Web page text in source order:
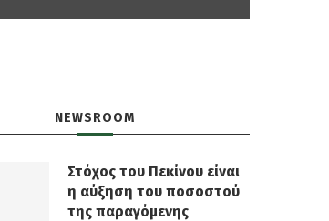
NEWSROOM
Στόχος του Πεκίνου είναι
η αύξηση του ποσοστού
της παραγόμενης